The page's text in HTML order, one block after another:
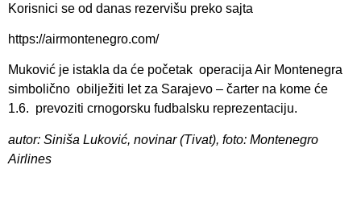
Korisnici se od danas rezervišu preko sajta
https://airmontenegro.com/
Muković je istakla da će početak operacija Air Montenegra
simbolično obilježiti let za Sarajevo – čarter na kome će
1.6. prevoziti crnogorsku fudbalsku reprezentaciju.
autor: Siniša Luković, novinar (Tivat), foto: Montenegro
Airlines